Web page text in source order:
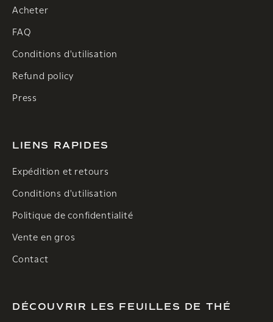
Acheter
FAQ
Conditions d'utilisation
Refund policy
Press
LIENS RAPIDES
Expédition et retours
Conditions d'utilisation
Politique de confidentialité
Vente en gros
Contact
DÉCOUVRIR LES FEUILLES DE THÉ